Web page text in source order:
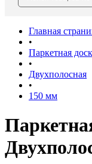
Главная
•
Паркетная
•
Двухполосная
•
150 мм